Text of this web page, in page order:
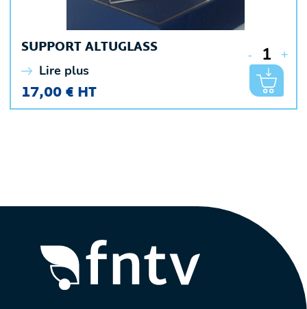
SUPPORT ALTUGLASS
Lire plus
17,00 € HT
- +